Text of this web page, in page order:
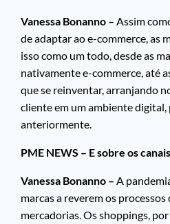
Vanessa Bonanno – Assim
de adaptar ao e-commerce, as
isso como um todo, desde as
nativamente e-commerce, até
que se reinventar, arranjando
cliente em um ambiente
anteriormente.
PME NEWS – E sobre os
Vanessa Bonanno – A
marcas a reverem os
mercadorias. Os shoppings,